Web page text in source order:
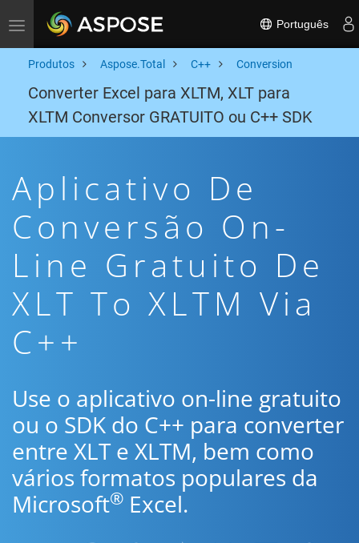
Toggle navigation Português
Produtos Aspose.Total C++ Conversion
Converter Excel para XLTM, XLT para
XLTM Conversor GRATUITO ou C++ SDK
Aplicativo De
Conversão On-
Line Gratuito De
XLT To XLTM Via
C++
Use o aplicativo on-line gratuito
ou o SDK do C++ para converter
entre XLT e XLTM, bem como
vários formatos populares da
Microsoft® Excel.